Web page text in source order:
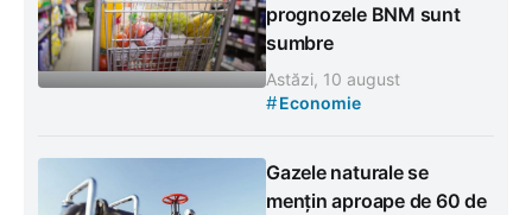
prognozele BNM sunt
sumbre
Astăzi, 10 august
#Economie
Gazele naturale se
mențin aproape de 60 de